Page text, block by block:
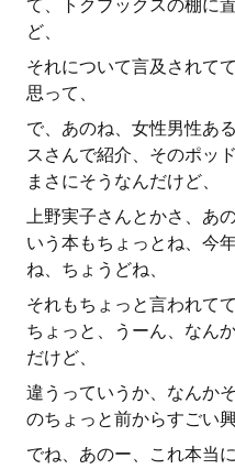
て、トクブックスの棚に
ど、
それについて言及されて
思って、
で、あのね、女性男性あ
スさんで紹介、そのポッ
まさにそうなんだけど、
上野実子さんとかさ、あ
いう本もちょっとね、今
ね、ちょうどね、
それもちょっと言われて
ちょっと、うーん、なん
だけど、
違うっていうか、なんか
のちょっと前からすごい
でね、あのー、これ本当